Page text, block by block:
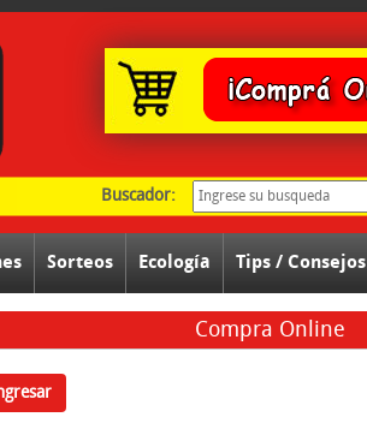
Buscador:
Sorteos Ecología Tips / Consejos
Compra Online